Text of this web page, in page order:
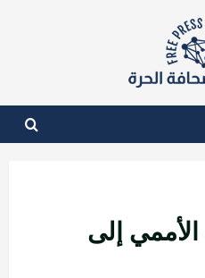
إلى